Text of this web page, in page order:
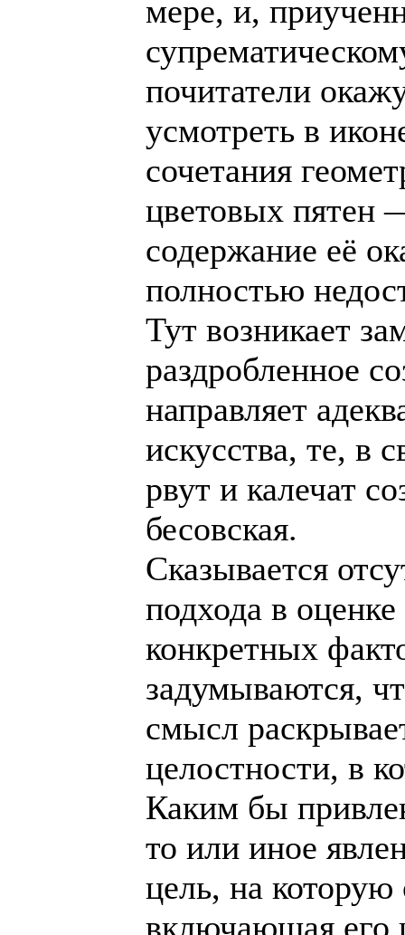
мере, и,
почитатели
усмотреть в
сочетания
цветовых пятен
содержание её
полностью
Тут возникает
раздробленное
направляет
искусства, те, в
рвут и калечат
бесовская.
Сказывается
подхода в
конкретных
задумываются,
смысл
целостности, в
Каким бы
то или иное
цель, на которую
включающая его